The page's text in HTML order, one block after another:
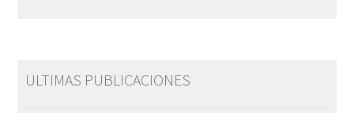
ULTIMAS PUBLICACIONES